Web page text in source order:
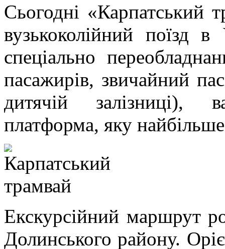
Сьогодні «Карпатський
вузькоколійний поїзд
спеціально
пасажирів, звичайний
дитячій залізниці),
платформа, яку
Екскурсійний маршрут
Долинського району.